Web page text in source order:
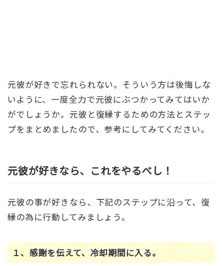
元彼が好きで忘れられない。そういう方は後悔しな
いように、一度全力で元彼にぶつかってみてはいか
がでしょうか。元彼と復縁するための方法とステッ
プをまとめましたので、参考にしてみてください。
元彼が好きなら、これをやるべし！
元彼の事が好きなら、下記のステップに沿って、復
縁の為に行動してみましょう。
１、感謝を伝えて、冷却期間に入る。